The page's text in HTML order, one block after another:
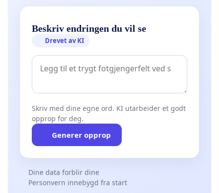
Beskriv endringen du vil se
Drevet av KI
Skriv med dine egne ord. KI utarbeider et godt
opprop for deg.
Generer opprop
Dine data forblir dine
Personvern innebygd fra start